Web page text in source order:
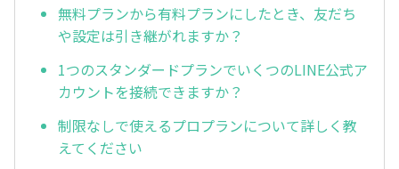
無料プランから有料プランにしたとき、友だち
や設定は引き継がれますか？
1つのスタンダードプランでいくつのLINE公式ア
カウントを接続できますか？
制限なしで使えるプロプランについて詳しく教
えてください